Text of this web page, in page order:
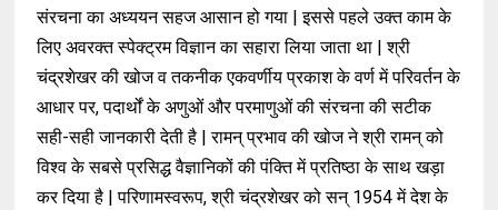
संरचना का अध्ययन सहज आसान हो गया | इससे पहले उक्त काम के
लिए अवरक्त स्पेक्ट्रम विज्ञान का सहारा लिया जाता था | श्री
चंद्रशेखर की खोज व तकनीक एकवर्णीय प्रकाश के वर्ण में परिवर्तन के
आधार पर, पदार्थों के अणुओं और परमाणुओं की संरचना की सटीक
सही-सही जानकारी देती है | रामन् प्रभाव की खोज ने श्री रामन् को
विश्व के सबसे प्रसिद्ध वैज्ञानिकों की पंक्ति में प्रतिष्ठा के साथ खड़ा
कर दिया है | परिणामस्वरूप, श्री चंद्रशेखर को सन् 1954 में देश के